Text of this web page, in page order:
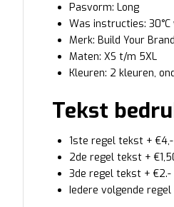
Pasvorm: Long
Was instructies:
Merk: Build Your Brand
Maten: XS t/m 5XL
Kleuren: 2 kleuren,
Tekst
1ste regel tekst + €4,-
2de regel tekst +
3de regel tekst + €2.-
Iedere volgende